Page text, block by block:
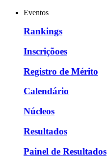
Eventos
Rankings
Inscriçõoes
Registro de Mérito
Calendário
Núcleos
Resultados
Painel de Resultados